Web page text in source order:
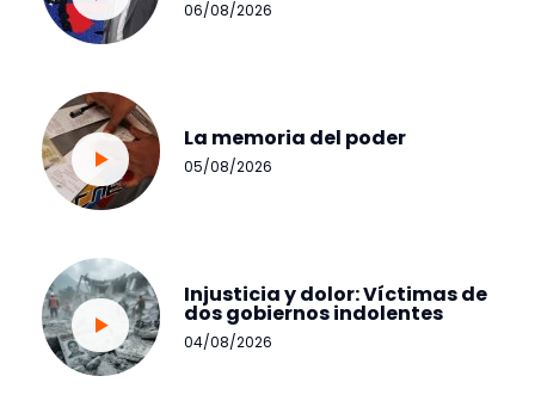
06/08/2026
La memoria del poder
05/08/2026
Injusticia y dolor: Víctimas de
dos gobiernos indolentes
04/08/2026